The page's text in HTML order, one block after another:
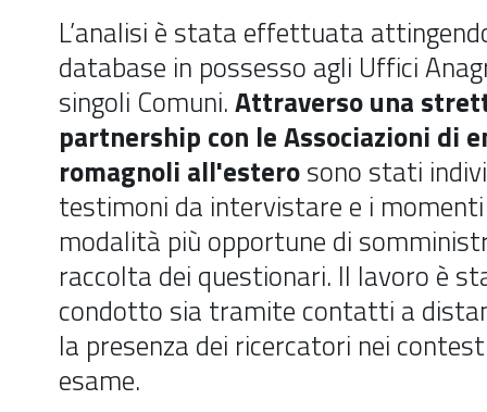
L’analisi è stata effettuata
database in possesso agli Uffici
singoli Comuni.Attraverso una
partnership con le Associazioni di
romagnoli all'esterosono stati
testimoni da intervistare e i
modalità più opportune di
raccolta dei questionari. Il lavoro è
condotto sia tramite contatti a
la presenza dei ricercatori nei
esame.